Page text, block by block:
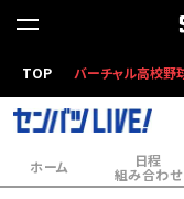
TOP バーチャル高校野
ホーム 日程
組み合わせ